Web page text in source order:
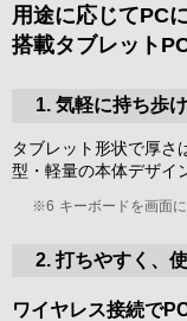
用途に応じてPC
搭載タブレット
1. 気軽に持ち歩
タブレット形状で厚さ
型・軽量の本体デザイ
※6 キーボードを画面
2. 打ちやすく、
ワイヤレス接続で